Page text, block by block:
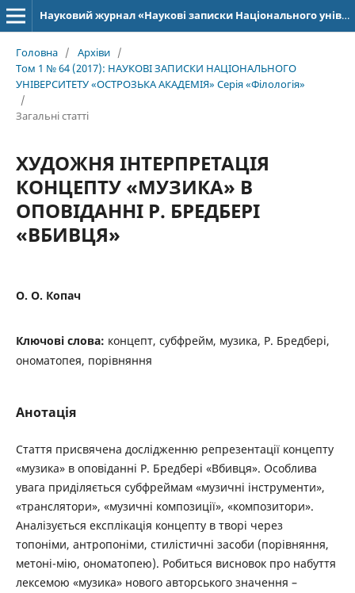
Науковий журнал «Наукові записки Національного університету «Острозька академія»: серія «Філологія»
Головна / Архіви /
Том 1 № 64 (2017): НАУКОВІ ЗАПИСКИ НАЦІОНАЛЬНОГО
УНІВЕРСИТЕТУ «ОСТРОЗЬКА АКАДЕМІЯ» Серія «Філологія»
/
Загальні статті
ХУДОЖНЯ ІНТЕРПРЕТАЦІЯ
КОНЦЕПТУ «МУЗИКА» В
ОПОВІДАННІ Р. БРЕДБЕРІ
«ВБИВЦЯ»
О. О. Копач
Ключові слова: концепт, субфрейм, музика, Р. Бредбері,
ономатопея, порівняння
Анотація
Стаття присвячена дослідженню репрезентації концепту
«музика» в оповіданні Р. Бредбері «Вбивця». Особлива
увага приділяється субфреймам «музичні інструменти»,
«транслятори», «музичні композиції», «композитори».
Аналізується експлікація концепту в творі через
топоніми, антропоніми, стилістичні засоби (порівняння,
метоні-мію, ономатопею). Робиться висновок про набуття
лексемою «музика» нового авторського значення –